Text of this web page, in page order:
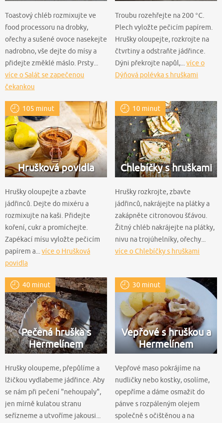
Toastový chléb rozmixujte ve
food processoru na drobky,
ořechy a sušené ovoce nasekejte
nadrobno, vše dejte do mísy a
přidejte změklé máslo. Prsty...
více o Salát se zapečenou
čekankou
Troubu rozehřejte na 200 °C.
Plech vyložte pečicím papírem.
Hrušky oloupejte, rozkrojte na
čtvrtiny a odstraňte jádřince.
Dýni překrojte napůl,... více o
Dýňová polévka s hruškami
105 minut
Hrušková povidla
Hrušky oloupejte a zbavte
jádřinců. Dejte do mixéru a
rozmixujte na kaši. Přidejte
koření, cukr a promíchejte.
Zapékací mísu vyložte pečicím
papírem a... více o Hrušková
povidla
10 minut
Chlebíčky s hruškami
Hrušky rozkrojte, zbavte
jádřinců, nakrájejte na plátky a
zakápněte citronovou šťávou.
Žitný chléb nakrájejte na plátky,
nivu na trojúhelníky, ořechy...
více o Chlebíčky s hruškami
40 minut
Pečená hruška s
Hermelínem
Hrušky oloupeme, přepůlíme a
lžičkou vydlabeme jádřince. Aby
se nám při pečení "nehoupaly",
jen mírně kulatou stranu
seřízneme a utvoříme jakousi...
30 minut
Vepřové s hruškou a
Hermelínem
Vepřové maso pokrájíme na
nudličky nebo kostky, osolíme,
opepříme a dáme osmažit do
pánve s rozpáleným olejem
společně s očištěnou a na